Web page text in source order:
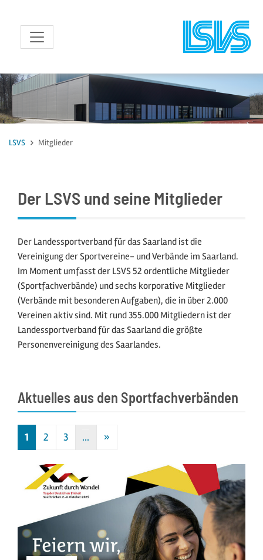
zum Inhalt
LSVS Mitglieder
Der LSVS und seine Mitglieder
Der Landessportverband für das Saarland ist die
Vereinigung der Sportvereine- und Verbände im Saarland.
Im Moment umfasst der LSVS 52 ordentliche Mitglieder
(Sportfachverbände) und sechs korporative Mitglieder
(Verbände mit besonderen Aufgaben), die in über 2.000
Vereinen aktiv sind. Mit rund 355.000 Mitgliedern ist der
Landessportverband für das Saarland die größte
Personenvereinigung des Saarlandes.
Aktuelles aus den Sportfachverbänden
1 2 3 … »Nächste